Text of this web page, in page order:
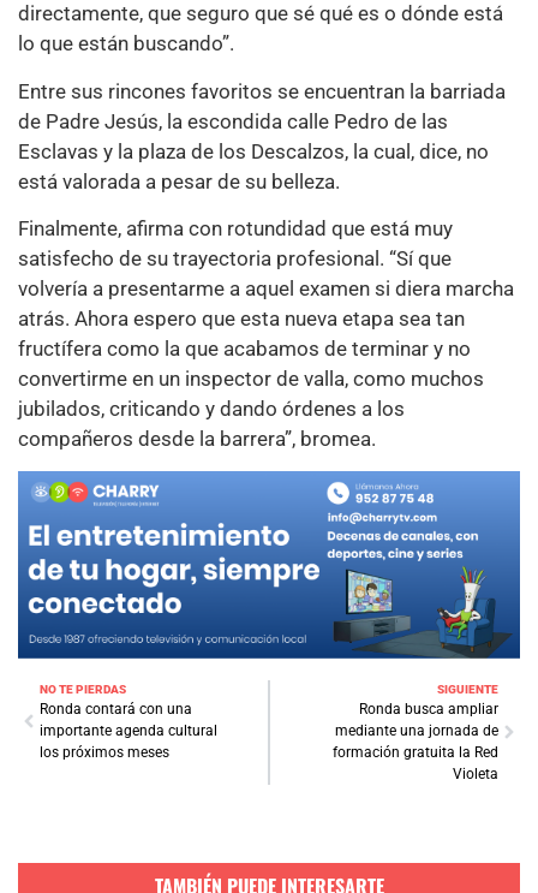
directamente, que seguro que sé qué es o dónde está
lo que están buscando”.
Entre sus rincones favoritos se encuentran la barriada
de Padre Jesús, la escondida calle Pedro de las
Esclavas y la plaza de los Descalzos, la cual, dice, no
está valorada a pesar de su belleza.
Finalmente, afirma con rotundidad que está muy
satisfecho de su trayectoria profesional. “Sí que
volvería a presentarme a aquel examen si diera marcha
atrás. Ahora espero que esta nueva etapa sea tan
fructífera como la que acabamos de terminar y no
convertirme en un inspector de valla, como muchos
jubilados, criticando y dando órdenes a los
compañeros desde la barrera”, bromea.
NO TE PIERDAS
Ronda contará con una
importante agenda cultural
los próximos meses
SIGUIENTE
Ronda busca ampliar
mediante una jornada de
formación gratuita la Red
Violeta
TAMBIÉN PUEDE INTERESARTE